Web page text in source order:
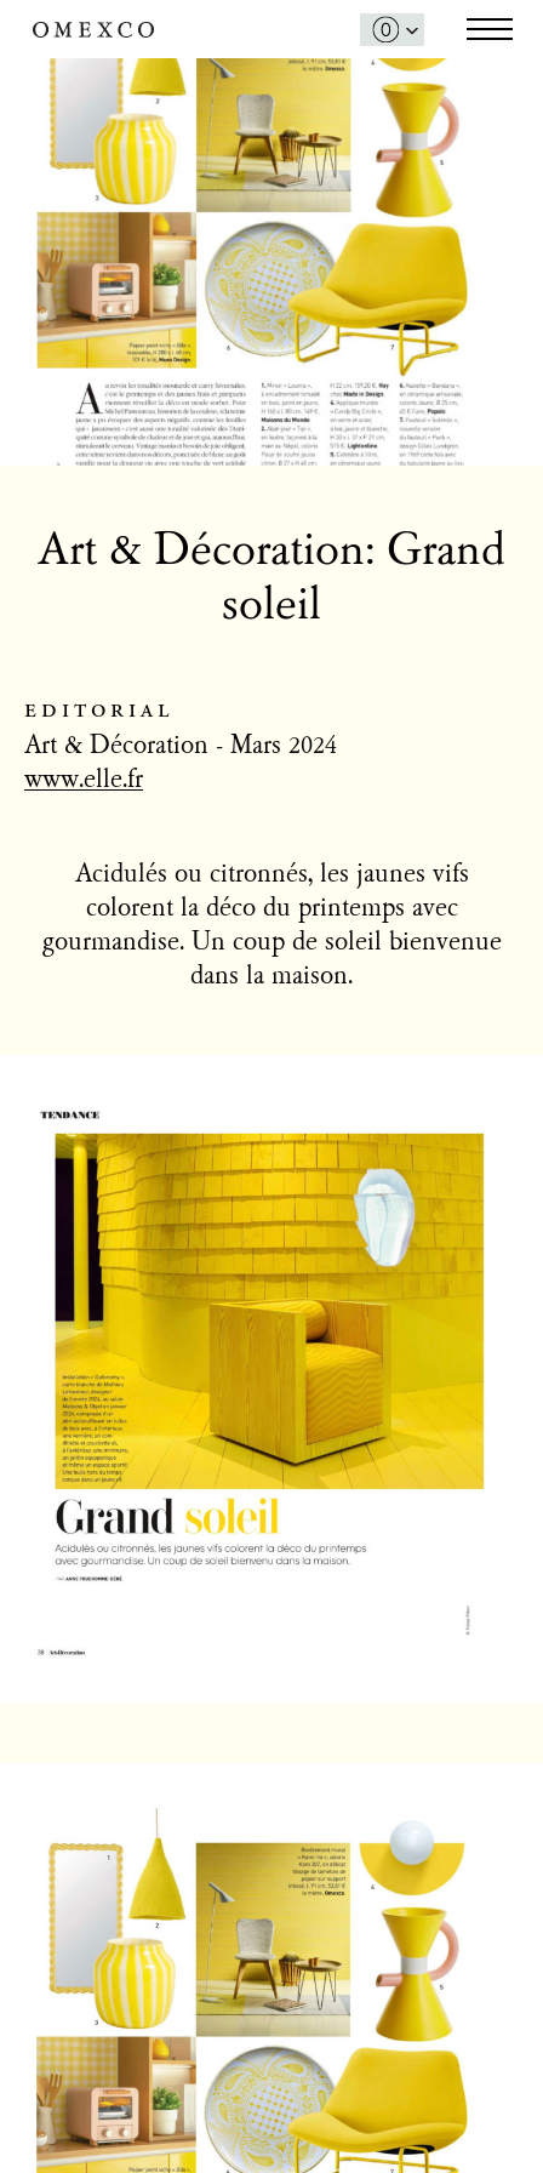
editorial
Art & Décoration: Grand
soleil
Art & Décoration - Mars 2024
www.elle.fr
Acidulés ou citronnés, les jaunes vifs
colorent la déco du printemps avec
gourmandise. Un coup de soleil bienvenue
dans la maison.